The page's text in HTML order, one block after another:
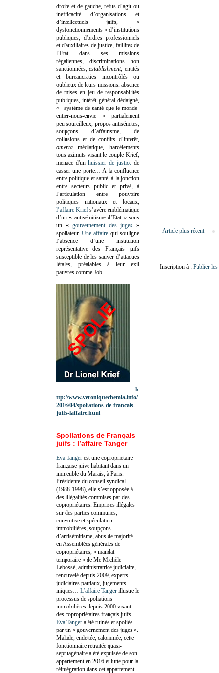
Article plus récent
Inscription à : Publier
droite et de gauche, refus d’agir ou
inefficacité d’organisations et
d’intellectuels juifs, «
dysfonctionnements » d’institutions
publiques, d'ordres professionnels
et d'auxiliaires de justice, faillites de
l’Etat dans ses missions
régaliennes, discriminations non
sanctionnées,establishment, entités
et bureaucraties incontrôlés ou
oublieux de leurs missions, absence
de mises en jeu de responsabilités
publiques, intérêt général dédaigné,
« système-de-santé-que-le-monde-
entier-nous-envie » partialement
peu sourcilleux, propos antisémites,
soupçons d’affairisme, de
collusions et de conflits d’intérêt,
omertamédiatique, harcèlements
tous azimuts visant le couple Krief,
menace d'unhuissier de justicede
casser une porte… A la confluence
entre politique et santé, à la jonction
entre secteurs public et privé, à
l’articulation entre pouvoirs
politiques nationaux et locaux,
l’affaire Krief s’avère emblématique
d’un « antisémitisme d’Etat » sous
un «gouvernement des juges »
spoliateur.Une affaire qui souligne
l’absence d’une institution
représentative des Français juifs
susceptible de les sauver d’attaques
létales, préalables à leur exil
pauvres comme Job.
h
ttp://www.veroniquechemla.info/
2016/04/spoliations-de-francais-
juifs-laffaire.html
Spoliations de Français
juifs : l’affaire Tanger
Eva Tanger est une copropriétaire
française juive habitant dans un
immeuble du Marais, à Paris.
Présidente du conseil syndical
(1988-1998), elle s’est opposée à
des illégalités commises par des
copropriétaires. Emprises illégales
sur des parties communes,
convoitise et spéculation
immobilières, soupçons
d’antisémitisme, abus de majorité
en Assemblées générales de
copropriétaires, « mandat
temporaire » de Me Michèle
Lebossé, administratrice judiciaire,
renouvelé depuis 2009, experts
judiciaires partiaux, jugements
iniques… L’affaire Tanger illustre le
processus de spoliations
immobilières depuis 2000 visant
des copropriétaires français juifs.
Eva Tanger a été ruinée et spoliée
par un « gouvernement des juges ».
Malade, endettée, calomniée, cette
fonctionnaire retraitée quasi-
septuagénaire a été expulsée de son
appartement en 2016 et lutte pour la
réintégration dans cet appartement.